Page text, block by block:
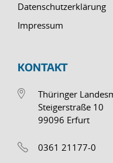
Datenschutzerklärung
Impressum
KONTAKT
Thüringer
Steigerstraße 10
99096 Erfurt
0361 21177-0